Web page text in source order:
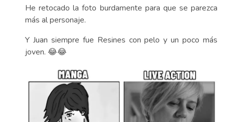
He retocado la foto burdamente para que se parezca
más al personaje.
Y Juan siempre fue Resines con pelo y un poco más
joven. 😂😂